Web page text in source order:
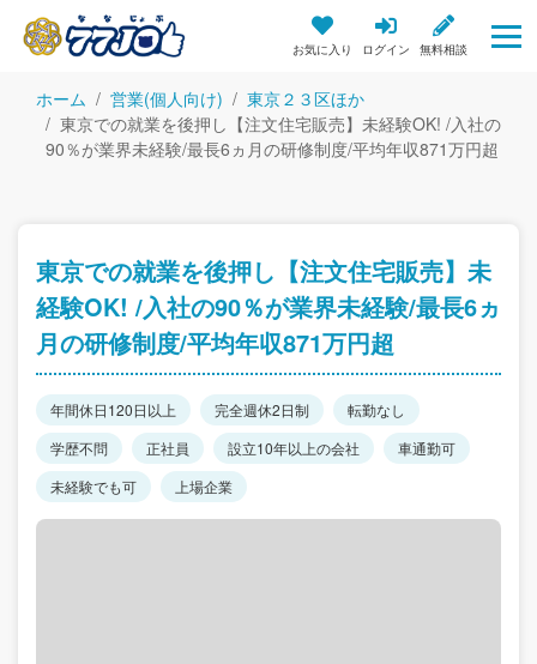
お気に入り ログイン 無料相談
ホーム 営業(個人向け)
東京２３区ほか
東京での就業を後押し【注文住宅販売】未経験OK! /入社の
90％が業界未経験/最長6ヵ月の研修制度/平均年収871万円超
東京での就業を後押し【注文住宅販売】未
経験OK! /入社の90％が業界未経験/最長6ヵ
月の研修制度/平均年収871万円超
年間休日120日以上 完全週休2日制
転勤なし
学歴不問
正社員 設立10年以上の会社
車通勤可
未経験でも可
上場企業